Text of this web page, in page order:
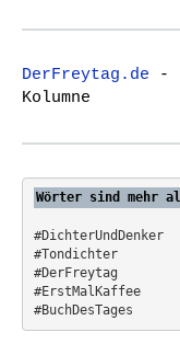
r
h
f
r
DerFreytag.de -
Kolumne
Wörter sind mehr
#DichterUndDenker
#Tondichter
#DerFreytag
#ErstMalKaffee
#BuchDesTages